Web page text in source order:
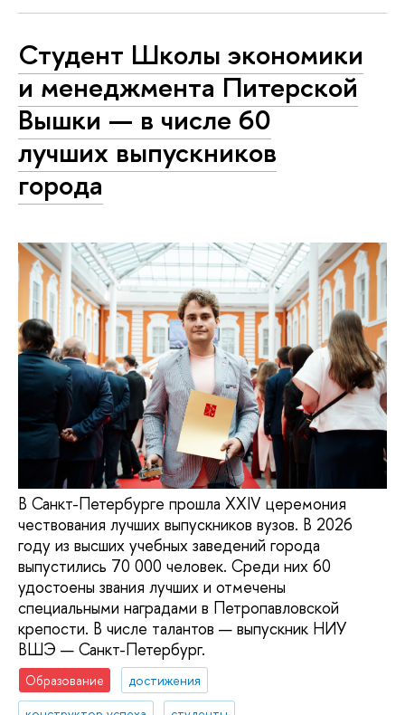
Студент Школы экономики
и менеджмента Питерской
Вышки — в числе 60
лучших выпускников
города
В Санкт-Петербурге прошла XXIV церемония
чествования лучших выпускников вузов. В 2026
году из высших учебных заведений города
выпустились 70 000 человек. Среди них 60
удостоены звания лучших и отмечены
специальными наградами в Петропавловской
крепости. В числе талантов — выпускник НИУ
ВШЭ — Санкт-Петербург.
Образование
достижения